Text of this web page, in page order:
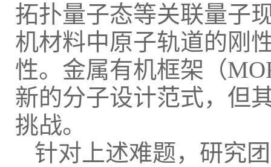
拓扑量子态等关联量子
机材料中原子轨道的刚
性。金属有机框架（
新的分子设计范式，但
挑战。
针对上述难题，研究